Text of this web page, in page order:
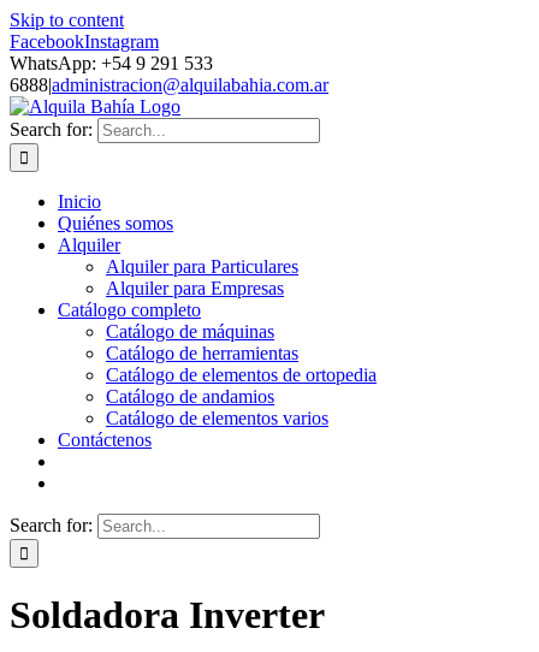
Skip to content
FacebookInstagram
WhatsApp: +54 9 291 533
6888|administracion@alquilabahia.com.ar
Search for:
Inicio
Quiénes somos
Alquiler
Alquiler para Particulares
Alquiler para Empresas
Catálogo completo
Catálogo de máquinas
Catálogo de herramientas
Catálogo de elementos de ortopedia
Catálogo de andamios
Catálogo de elementos varios
Contáctenos
Search for:
Soldadora Inverter